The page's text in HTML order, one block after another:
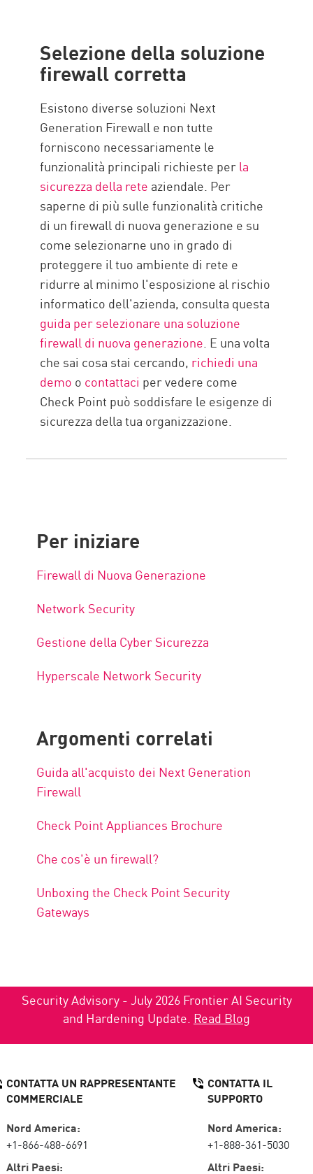
Selezione della soluzione
firewall corretta
Esistono diverse soluzioni Next
Generation Firewall e non tutte
forniscono necessariamente le
funzionalità principali richieste perla
sicurezza della rete aziendale. Per
saperne di più sulle funzionalità critiche
di un firewall di nuova generazione e su
come selezionarne uno in grado di
proteggere il tuo ambiente di rete e
ridurre al minimo l'esposizione al rischio
informatico dell'azienda, consulta questa
guida per selezionare una soluzione
firewall di nuova generazione. E una volta
che sai cosa stai cercando, richiedi una
demo o contattaci per vedere come
Check Point può soddisfare le esigenze di
sicurezza della tua organizzazione.
Per iniziare
Firewall di Nuova Generazione
Network Security
Gestione della Cyber Sicurezza
Hyperscale Network Security
Argomenti correlati
Guida all'acquisto dei Next Generation
Firewall
Check Point Appliances Brochure
Che cos'è un firewall?
Unboxing the Check Point Security
Gateways
Security Advisory - July 2026 Frontier AI Security
and Hardening Update. Read Blog
CONTATTA UN RAPPRESENTANTE
COMMERCIALE
Nord America:
+1-866-488-6691
Altri Paesi:
CONTATTA IL
SUPPORTO
Nord America:
+1-888-361-5030
Altri Paesi: